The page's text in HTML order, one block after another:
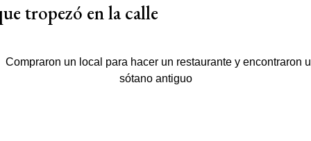
tropezó en la calle